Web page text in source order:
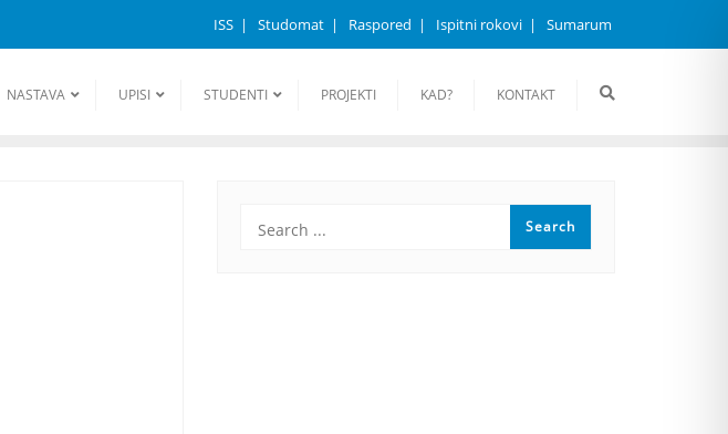
ISS Studomat Raspored Ispitni rokovi Sumarum
NASTAVA UPISI STUDENTI PROJEKTI KAD? KONTAKT